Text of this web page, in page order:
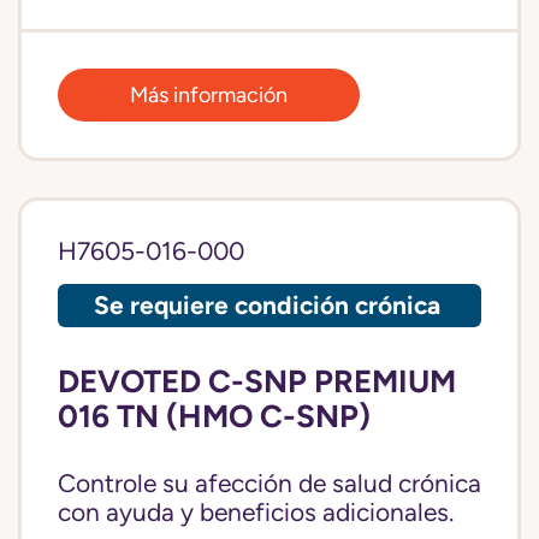
Más información
H7605-016-000
Se requiere condición crónica
DEVOTED C-SNP PREMIUM
016 TN (HMO C-SNP)
Controle su afección de salud crónica
con ayuda y beneficios adicionales.